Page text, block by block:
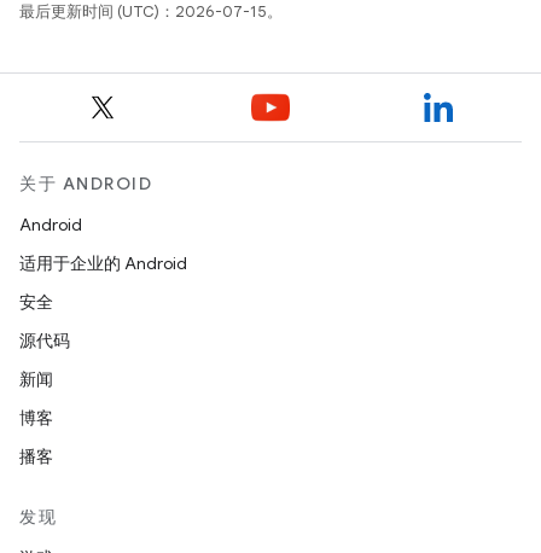
最后更新时间 (UTC)：2026-07-15。
关于 ANDROID
Android
适用于企业的 Android
安全
源代码
新闻
博客
播客
发现